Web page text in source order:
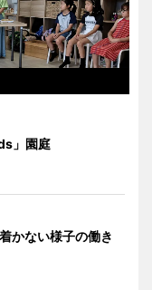
」園庭
かない様子の働き